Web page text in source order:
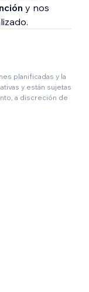
y nos
planificadas y la
y están sujetas
a discreción de